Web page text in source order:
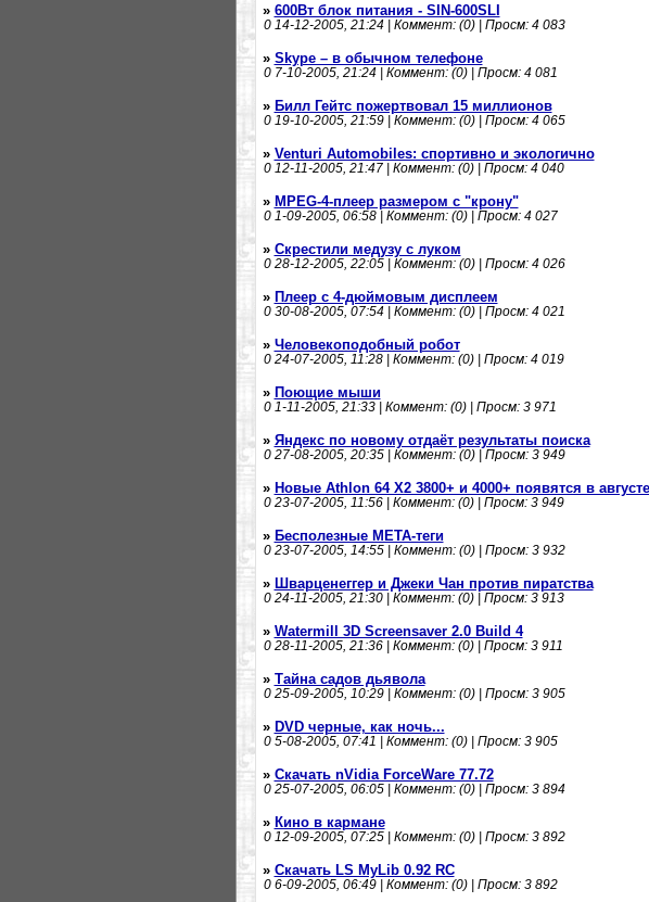
» 600Вт блок питания - SIN-600SLI
014-12-2005, 21:24 | Коммент: (0) | Просм: 4 083
» Skype – в обычном телефоне
07-10-2005, 21:24 | Коммент: (0) | Просм: 4 081
» Билл Гейтс пожертвовал 15 миллионов
019-10-2005, 21:59 | Коммент: (0) | Просм: 4 065
» Venturi Automobiles: спортивно и экологично
012-11-2005, 21:47 | Коммент: (0) | Просм: 4 040
» MPEG-4-плеер размером с "крону"
01-09-2005, 06:58 | Коммент: (0) | Просм: 4 027
» Скрестили медузу с луком
028-12-2005, 22:05 | Коммент: (0) | Просм: 4 026
» Плеер с 4-дюймовым дисплеем
030-08-2005, 07:54 | Коммент: (0) | Просм: 4 021
» Человекоподобный робот
024-07-2005, 11:28 | Коммент: (0) | Просм: 4 019
» Поющие мыши
01-11-2005, 21:33 | Коммент: (0) | Просм: 3 971
» Яндекс по новому отдаёт результаты поиска
027-08-2005, 20:35 | Коммент: (0) | Просм: 3 949
» Новые Athlon 64 X2 3800+ и 4000+ появятся в августе
023-07-2005, 11:56 | Коммент: (0) | Просм: 3 949
» Бесполезные META-теги
023-07-2005, 14:55 | Коммент: (0) | Просм: 3 932
» Шварценеггер и Джеки Чан против пиратства
024-11-2005, 21:30 | Коммент: (0) | Просм: 3 913
» Watermill 3D Screensaver 2.0 Build 4
028-11-2005, 21:36 | Коммент: (0) | Просм: 3 911
» Тайна садов дьявола
025-09-2005, 10:29 | Коммент: (0) | Просм: 3 905
» DVD черные, как ночь...
05-08-2005, 07:41 | Коммент: (0) | Просм: 3 905
» Скачать nVidia ForceWare 77.72
025-07-2005, 06:05 | Коммент: (0) | Просм: 3 894
» Кино в кармане
012-09-2005, 07:25 | Коммент: (0) | Просм: 3 892
» Скачать LS MyLib 0.92 RC
06-09-2005, 06:49 | Коммент: (0) | Просм: 3 892